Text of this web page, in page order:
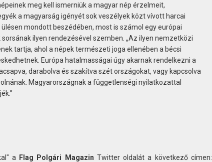
meg kell ismerniük a magyar nép érzelmeit,
a magyarság igényét sok veszélyek közt vívott harcai
mondott beszédében, most is számol egy európai
ilyen rendezésével szemben. „Az ilyen nemzetközi
tartja, ahol a népek természeti joga ellenében a bécsi
Európa hatalmasságai úgy akarnak rendelkezni a
darabolva és szakítva szét országokat, vagy kapcsolva
Magyarországnak a függetlenségi nyilatkozattal
a
Flag Polgári Magazin Twitter oldalát a következő címen: